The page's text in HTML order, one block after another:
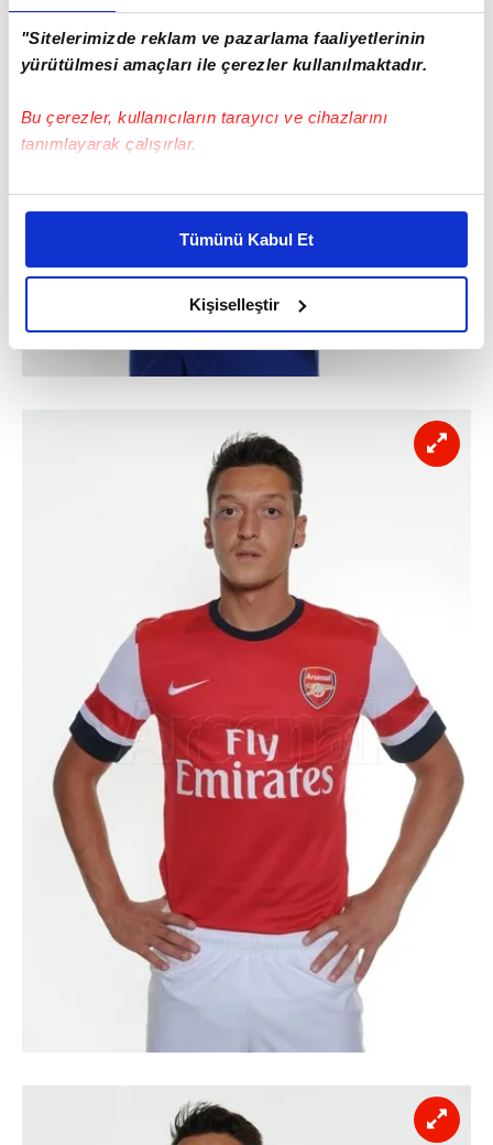
"Sitelerimizde reklam ve pazarlama faaliyetlerinin
yürütülmesi amaçları ile çerezler kullanılmaktadır.
Bu çerezler, kullanıcıların tarayıcı ve cihazlarını
tanımlayarak çalışırlar.
Bu çerezlere izin vermeniz halinde sizlere özel
daha iyi reklam deneyimi yaşatabiliriz. Bunu yaparken
amacımızın size daha iyi bir reklam deneyimi sunmak
olduğunu ve sizlere en iyi içerikleri sunabilmek adına
elimizden gelen çabayı gösterdiğimizi ve bu noktada,
reklamların maliyetlerimizi karşılamak noktasında tek gelir
kalemimiz olduğunu sizlere hatırlatmak isteriz.
Her halükârda, kullanıcılar, bu çerezlere izin vermedikleri
takdirde, kullanıcılara hedefli reklamlar
Sizlere daha iyi bir hizmet sunabilmek için İnternet
Sitemizde kendimize ve üçüncü kişilere ait çerezler
kullanılmaktadır. Bu çerezler vasıtasıyla çeşitli kişisel
verileriniz işlenmekte olup gerekli olan çerezler bilgi
toplumu hizmetlerinin sunulması amacıyla
kullanılmaktadır. Diğer çerezler, sitemizin daha işlevsel
kılınması ve kişiselleştirilmesi ve sizlere yönelik
reklam/pazarlama faaliyetlerinin yapılması, amaçlarıyla
sınırlı olarak açık rızanız dahilinde kullanılacaktır.
Çerezlere ilişkin tercihlerinizi aşağıda yer alan panel
vasıtasıyla belirleyebilirsiniz. Çerezlere ilişkin detaylı bilgi
için Ayarlar butonuna tıklayabilir,
Çerez Bilgilendirme
Metnimizi
ziyaret edebilirsiniz.
6698 sayılı Kişisel Verilerin Korunması Kanunu uyarınca
hazırlanmış Aydınlatma Metnimizi okumak ve sitemizde
ilgili mevzuata uygun olarak kullanılan çerezlerle ilgili bilgi
Tümünü Kabul Et
Kişiselleştir